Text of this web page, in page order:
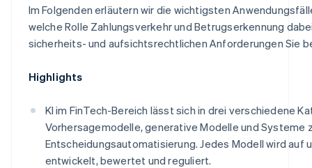
Im Folgenden erläutern wir die wichtigsten
welche Rolle Zahlungsverkehr und Betrugserkennung
sicherheits- und aufsichtsrechtlichen Anforderungen Sie
Highlights
KI im FinTech-Bereich lässt sich in drei verschiedene
Vorhersagemodelle, generative Modelle und Systeme
Entscheidungsautomatisierung. Jedes Modell wird auf
entwickelt, bewertet und reguliert.